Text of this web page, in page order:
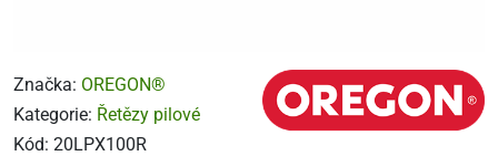
Značka: OREGON®
Kategorie: Řetězy pilové
Kód: 20LPX100R